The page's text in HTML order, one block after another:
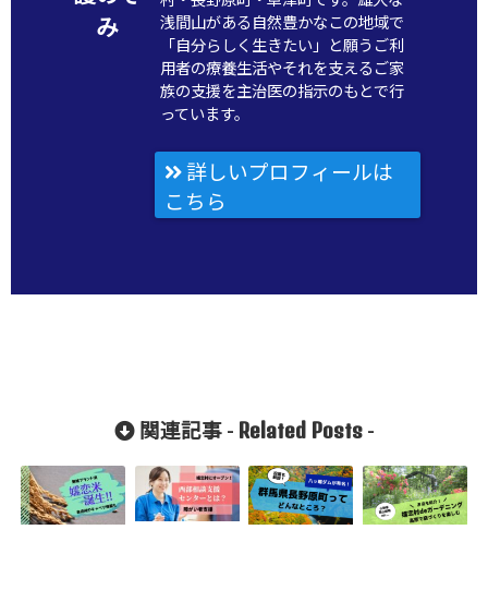
み
浅間山がある自然豊かなこの地域で
「自分らしく生きたい」と願うご利
用者の療養生活やそれを支えるご家
族の支援を主治医の指示のもとで行
っています。
詳しいプロフィールは
こちら
関連記事 - Related Posts-